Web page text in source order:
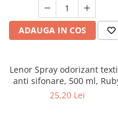
Soluții anticalcar,
întreținere țesături
Odorizanți
ADAUGA IN COS
Lenor Spray odorizant
anti sifonare, 500 ml,
Jasmine
25,20 Lei